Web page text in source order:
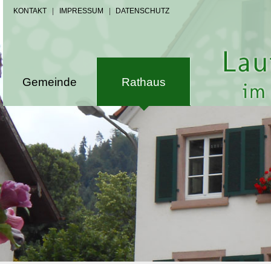
KONTAKT IMPRESSUM DATENSCHUTZ
Gemeinde Rathaus